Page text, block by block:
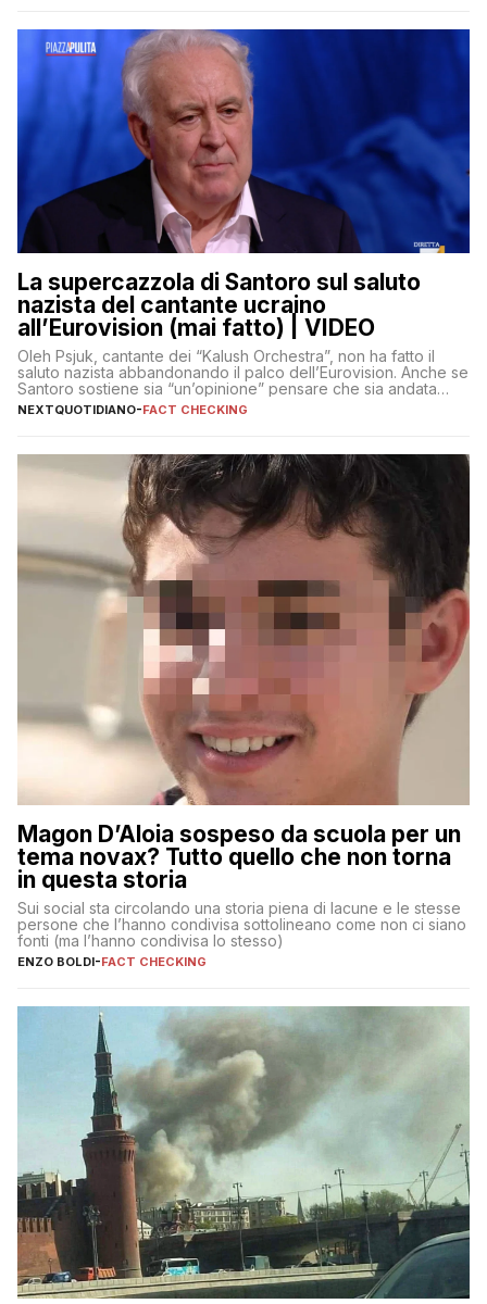
La supercazzola di Santoro sul saluto
nazista del cantante ucraino
all’Eurovision (mai fatto) | VIDEO
Oleh Psjuk, cantante dei “Kalush Orchestra”, non ha fatto il
saluto nazista abbandonando il palco dell’Eurovision. Anche se
Santoro sostiene sia “un’opinione” pensare che sia andata
così
NEXTQUOTIDIANO-FACT CHECKING
Magon D’Aloia sospeso da scuola per un
tema novax? Tutto quello che non torna
in questa storia
Sui social sta circolando una storia piena di lacune e le stesse
persone che l’hanno condivisa sottolineano come non ci siano
fonti (ma l’hanno condivisa lo stesso)
ENZO BOLDI-FACT CHECKING